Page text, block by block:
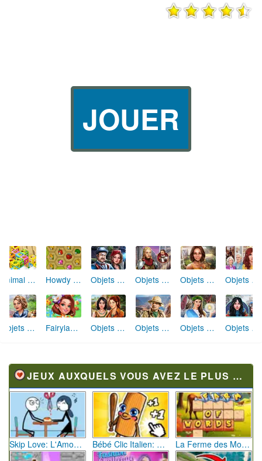
JOUER
Animal Cubes Howdy Farm Objets Cachés Restes cachés Objets Cachés La Chapelle des Templiers Objets Cachés Réunion d'Amis Objets Cachés Rénovation de Maison
Objets Cachés Excursion en Famille Fairyland Merge & Magic Objets Cachés Civilisation Secrète Objets Cachés Plus qu'une Légende Objets Cachés Malédiction Royale Objets Cachés Station de Ski Miracle
JEUX AUXQUELS VOUS AVEZ LE PLUS JOUÉ
Skip Love: L'Amour en Péril Bébé Clic Italien: La Folie des Petits Bambins La Ferme des Mots - Cultivez votre Vocabulaire